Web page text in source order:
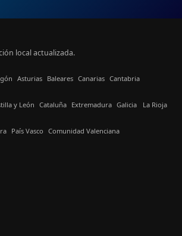
local actualizada.
Asturias Baleares Canarias Cantabria
y León Cataluña Extremadura Galicia La Rioja
País Vasco Comunidad Valenciana